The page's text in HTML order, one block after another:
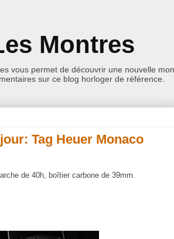
Montres
vous permet de découvrir une nouvelle
sur ce blog horloger de référence.
Tag Heuer Monaco
de 40h, boîtier carbone de 39mm.